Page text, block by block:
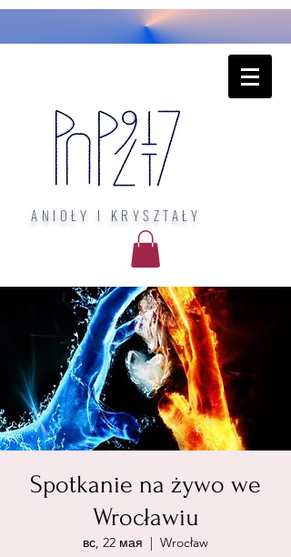
ANIOŁY I KRYSZTAŁY
Spotkanie na żywo we
Wrocławiu
вс, 22 мая
  |
Wrocław